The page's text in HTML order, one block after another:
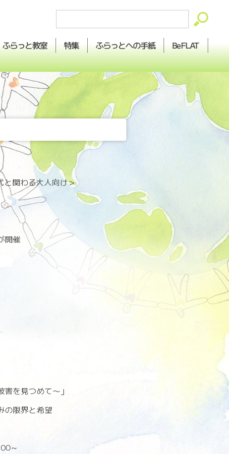
ふらっと教室 特集 ふらっとへの手紙 BeFLAT
と関わる大人向け＞
開催
を見つめて〜」
の限界と希望
～